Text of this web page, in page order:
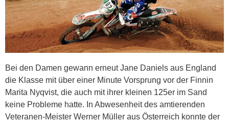
Bei den Damen gewann erneut Jane Daniels aus England
die Klasse mit über einer Minute Vorsprung vor der Finnin
Marita Nyqvist, die auch mit ihrer kleinen 125er im Sand
keine Probleme hatte. In Abwesenheit des amtierenden
Veteranen-Meister Werner Müller aus Österreich konnte der